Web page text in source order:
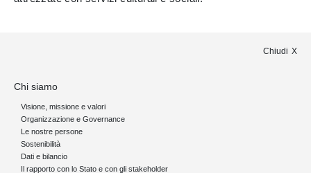
Chiudi
Chi siamo
Visione, missione e valori
Organizzazione e Governance
Le nostre persone
Sostenibilità
Dati e bilancio
Il rapporto con lo Stato e con gli stakeholder